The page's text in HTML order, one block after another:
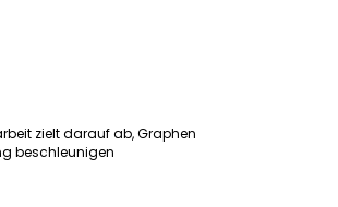
zielt darauf ab, Graphen
beschleunigen